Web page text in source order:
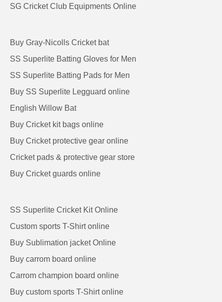
SG Cricket Club Equipments Online
Buy Gray-Nicolls Cricket bat
SS Superlite Batting Gloves for Men
SS Superlite Batting Pads for Men
Buy SS Superlite Legguard online
English Willow Bat
Buy Cricket kit bags online
Buy Cricket protective gear online
Cricket pads & protective gear store
Buy Cricket guards online
SS Superlite Cricket Kit Online
Custom sports T-Shirt online
Buy Sublimation jacket Online
Buy carrom board online
Carrom champion board online
Buy custom sports T-Shirt online